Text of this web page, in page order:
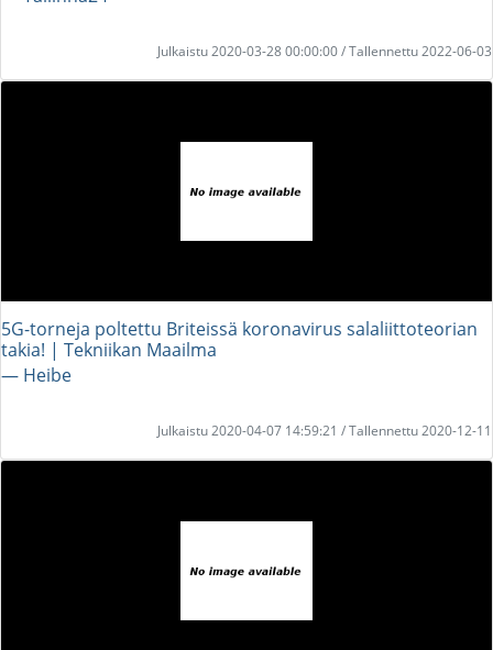
Julkaistu 2020-03-28 00:00:00 / Tallennettu 2022-06-03
5G-torneja poltettu Briteissä koronavirus salaliittoteorian
takia! | Tekniikan Maailma
― Heibe
Julkaistu 2020-04-07 14:59:21 / Tallennettu 2020-12-11